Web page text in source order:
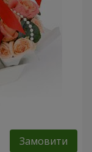
Замовити